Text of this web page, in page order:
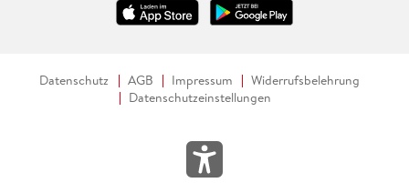
Datenschutz AGB Impressum
Widerrufsbelehrung
Datenschutzeinstellungen